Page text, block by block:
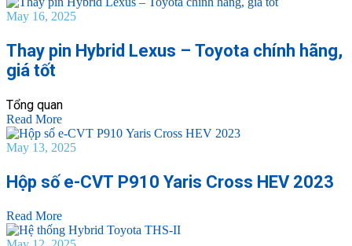
May 16, 2025
Thay pin Hybrid Lexus – Toyota chính hãng,
giá tốt
Tổng quan
Read More
May 13, 2025
Hộp số e-CVT P910 Yaris Cross HEV 2023
Read More